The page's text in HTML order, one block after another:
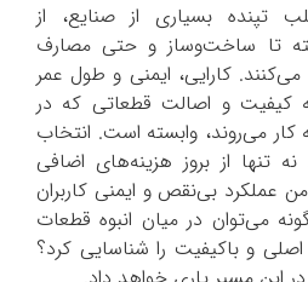
تپنده بسیاری از صنایع، از
تا ساخت‌وساز و حتی مصارف
کارایی، ایمنی و طول عمر
کیفیت و اصالت قطعاتی که در
می‌روند، وابسته است. انتخاب
نه تنها از بروز هزینه‌های اضافی
عملکرد بی‌نقص و ایمنی کاربران
می‌توان در میان انبوه قطعات
اصلی و باکیفیت را شناسایی کرد؟